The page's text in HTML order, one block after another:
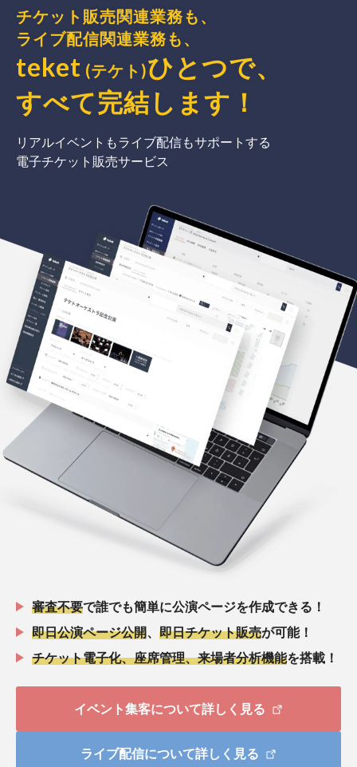
チケット販売関連業務も、
ライブ配信関連業務も、
teket (テケト)ひとつで、
すべて完結 します ！
リアルイベントもライブ配信もサポートする
電子チケット販売サービス
審査不要で誰でも簡単に公演ページを作成できる！
即日公演ページ公開
即日チケット販売が可能！
チケット電子化、座席管理、来場者分析機能を搭載！
イベント集客について詳しく見る
ライブ配信について詳しく見る